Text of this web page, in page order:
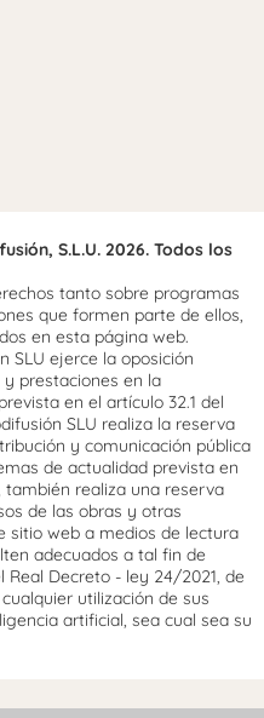
S.L.U. 2026. Todos los
tanto sobre programas
que formen parte de ellos,
en esta página web.
SLU ejerce la oposición
prestaciones en la
en el artículo 32.1 del
SLU realiza la reserva
y comunicación pública
de actualidad prevista en
también realiza una reserva
de las obras y otras
sitio web a medios de lectura
adecuados a tal fin de
Decreto - ley 24/2021, de
utilización de sus
artificial, sea cual sea su